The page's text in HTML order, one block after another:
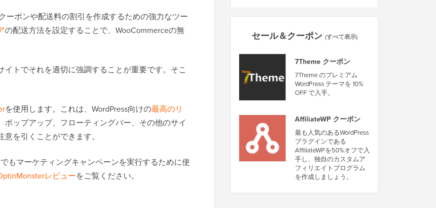
ーポンや配送料の割引を作成するための強力なツー
の配送方法を設定することで、WooCommerceの無
トでそれを適切に強調することが重要です。そこ
を使用します。これは、WordPress向けの最高のリ
ポップアップ、フローティングバー、その他のサイ
を引くことができます。
もマーケティングキャンペーンを実行するために使
レビューをご覧ください。
セール＆クーポン (すべて表示)
7Theme クーポン
7Theme のプレミアム
WordPress テーマを 10%
OFF で入手。
AffiliateWP クーポン
最も人気のあるWordPress
プラグインである
AffiliateWPを50%オフで入
手し、独自のカスタムア
フィリエイトプログラム
を作成しましょう。